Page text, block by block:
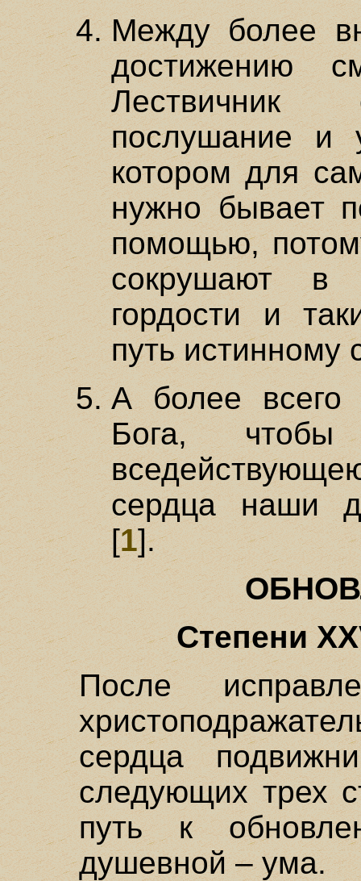
Между более
достижению
Лествичник
послушание и
котором для
нужно бывает
помощью,
сокрушают в
гордости и
путь
А более всего
Бога,
сердца наши
[1].
Степени
После
сердца
следующих трех
путь к
душевной – ума.